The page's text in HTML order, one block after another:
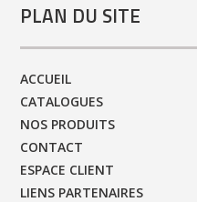
PLAN DU SITE
ACCUEIL
CATALOGUES
NOS PRODUITS
CONTACT
ESPACE CLIENT
LIENS PARTENAIRES